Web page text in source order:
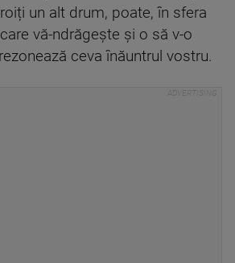
un alt drum, poate, în sfera
vă-ndrăgește și o să v-o
ceva înăuntrul vostru.